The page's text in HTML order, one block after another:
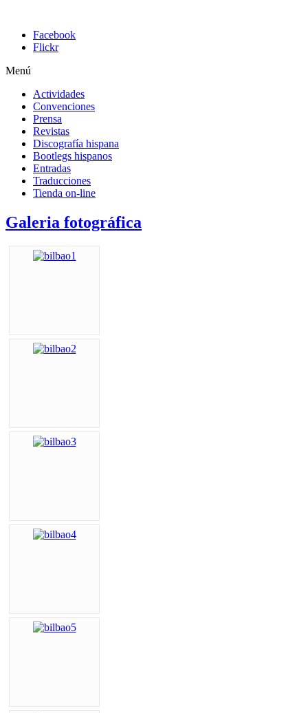
Facebook
Flickr
Menú
Actividades
Convenciones
Prensa
Revistas
Discografía hispana
Bootlegs hispanos
Entradas
Traducciones
Tienda on-line
Galeria fotográfica